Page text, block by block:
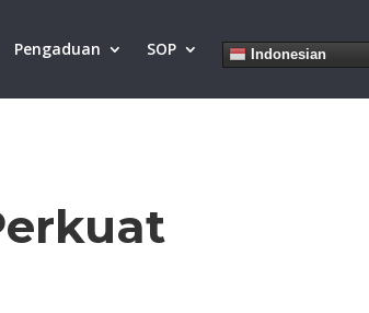
Pengaduan SOP Indonesian